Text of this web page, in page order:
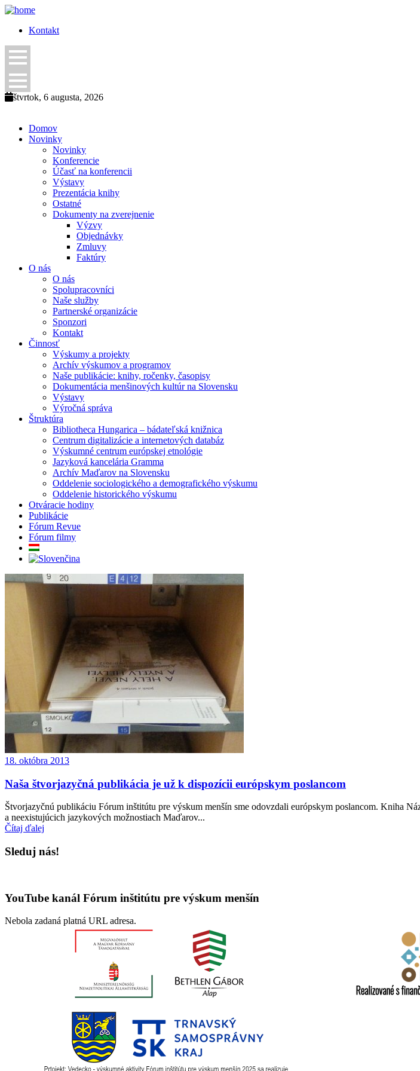
Kontakt
štvrtok, 6 augusta, 2026
Domov
Novinky
Novinky
Konferencie
Účasť na konferencii
Výstavy
Prezentácia knihy
Ostatné
Dokumenty na zverejnenie
Výzvy
Objednávky
Zmluvy
Faktúry
O nás
O nás
Spolupracovníci
Naše služby
Partnerské organizácie
Sponzori
Kontakt
Činnosť
Výskumy a projekty
Archív výskumov a programov
Naše publikácie: knihy, ročenky, časopisy
Dokumentácia menšinových kultúr na Slovensku
Výstavy
Výročná správa
Štruktúra
Bibliotheca Hungarica – bádateľská knižnica
Centrum digitalizácie a internetových databáz
Výskumné centrum európskej etnológie
Jazyková kancelária Gramma
Archív Maďarov na Slovensku
Oddelenie sociologického a demografického výskumu
Oddelenie historického výskumu
Otváracie hodiny
Publikácie
Fórum Revue
Fórum filmy
18. októbra 2013
Naša štvorjazyčná publikácia je už k dispozícii európskym poslancom
Štvorjazyčnú publikáciu Fórum inštitútu pre výskum menšín sme odovzdali európskym poslancom. Kniha
a neexistujúcich jazykových možnostiach Maďarov...
Čítaj ďalej
Sleduj nás!
YouTube kanál Fórum inštitútu pre výskum menšín
Nebola zadaná platná URL adresa.